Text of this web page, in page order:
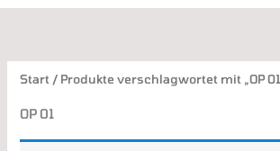
Start / Produkte verschlagwortet mit „OP
OP 01